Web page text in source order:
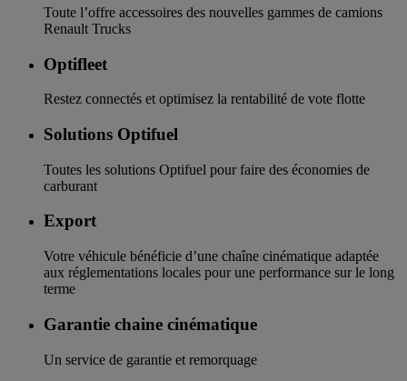
Toute l’offre accessoires des nouvelles gammes de camions
Renault Trucks
Optifleet
Restez connectés et optimisez la rentabilité de vote flotte
Solutions Optifuel
Toutes les solutions Optifuel pour faire des économies de
carburant
Export
Votre véhicule bénéficie d’une chaîne cinématique adaptée
aux réglementations locales pour une performance sur le long
terme
Garantie chaine cinématique
Un service de garantie et remorquage